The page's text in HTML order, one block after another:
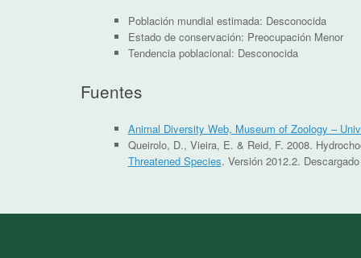
Población mundial estimada: Desconocida
Estado de conservación: Preocupación Menor
Tendencia poblacional: Desconocida
Fuentes
Animal Diversity Web, Museum of Zoology –
Queirolo, D., Vieira, E. & Reid, F. 2008.
Threatened Species. Versión 2012.2.